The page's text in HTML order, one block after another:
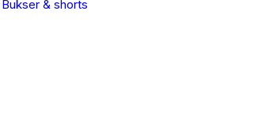
Bukser & shorts